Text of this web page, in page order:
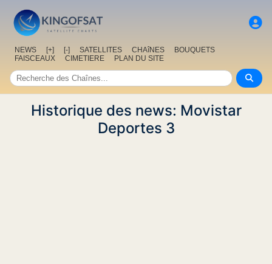
NEWS [+] [-] SATELLITES CHAîNES
BOUQUETS
FAISCEAUX
CIMETIERE PLAN DU SITE
Historique des news: Movistar
Deportes 3